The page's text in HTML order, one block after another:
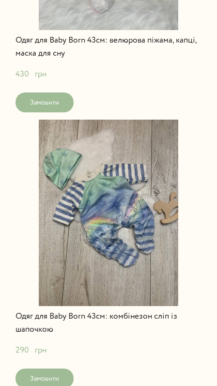
Одяг для Baby Born 43см: велюрова піжама, капці,
маска для сну
430   грн
Замовити
Одяг для Baby Born 43см: комбінезон сліп із
шапочкою
290   грн
Замовити